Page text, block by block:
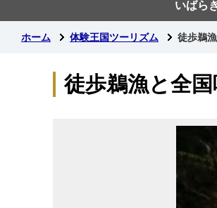
いばら
ホーム 体験王国ツーリズム 徒歩鵜
徒歩鵜漁と全